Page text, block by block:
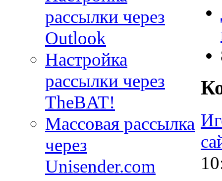
рассылки через
Outlook
Настройка
рассылки через
TheBAT!
Массовая рассылка
через
Unisender.com